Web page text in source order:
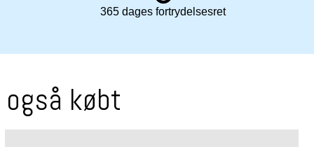
365 dages fortrydelsesret
købt